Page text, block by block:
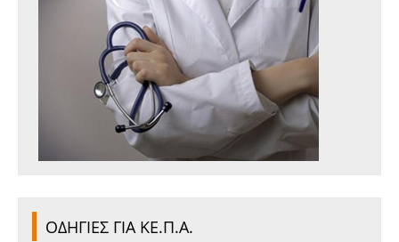
ΟΔΗΓΙΕΣ ΓΙΑ ΚΕ.Π.Α.